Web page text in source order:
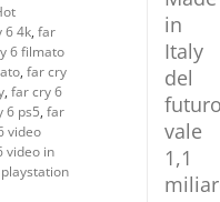
6 4k, far
6 filmato
, far cry
, far cry 6
6 ps5, far
video
video in
playstation